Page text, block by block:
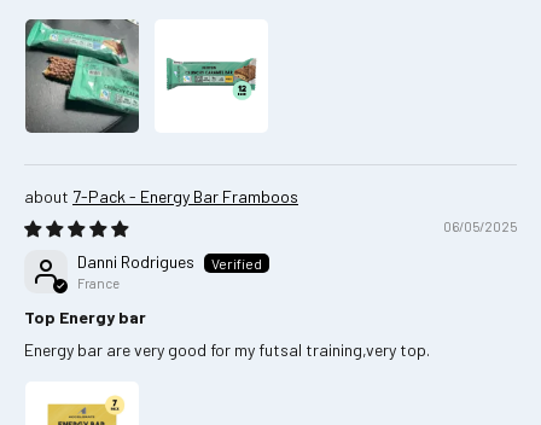
7-Pack - Energy Bar Framboos
06/05/2025
Danni Rodrigues
France
Top Energy bar
Energy bar are very good for my futsal training,very top.